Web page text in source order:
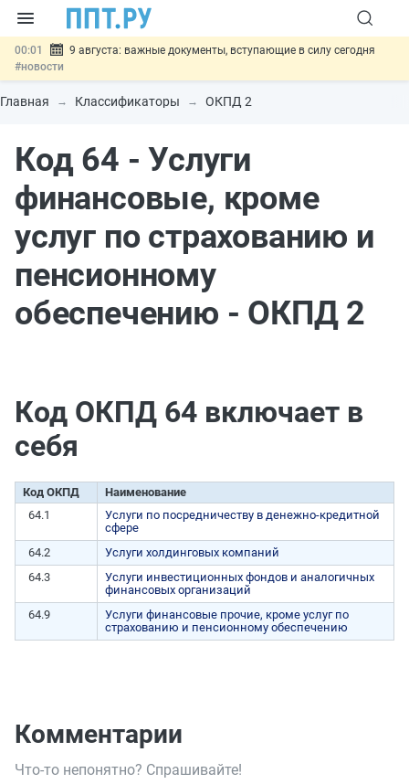
00:01
9 августа: важные документы, вступающие в силу сегодня
#новости
07.08 Подписан закон о блокировке продажи опасных товаров через
«Честный знак»#новости
07.08
Госпошлину за устранение ошибок в документах предлагают
отменить #новости
07.08
отношений#новости
Главная Классификаторы ОКПД 2
Код 64 - Услуги
финансовые, кроме
услуг по страхованию и
пенсионному
обеспечению - ОКПД 2
Код ОКПД 64 включает в
себя
Код ОКПД
Наименование
64.1
Услуги по посредничеству в денежно-кредитной
сфере
64.2
Услуги холдинговых компаний
64.3
Услуги инвестиционных фондов и аналогичных
финансовых организаций
64.9
Услуги финансовые прочие, кроме услуг по
страхованию и пенсионному обеспечению
Комментарии
Что-то непонятно? Спрашивайте!